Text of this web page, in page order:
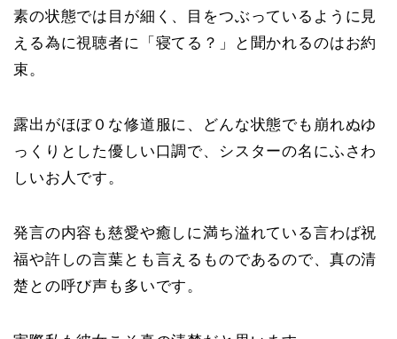
素の状態では目が細く、目をつぶっているように見
える為に視聴者に「寝てる？」と聞かれるのはお約
束。
露出がほぼ０な修道服に、どんな状態でも崩れぬゆ
っくりとした優しい口調で、シスターの名にふさわ
しいお人です。
発言の内容も慈愛や癒しに満ち溢れている言わば祝
福や許しの言葉とも言えるものであるので、真の清
楚との呼び声も多いです。